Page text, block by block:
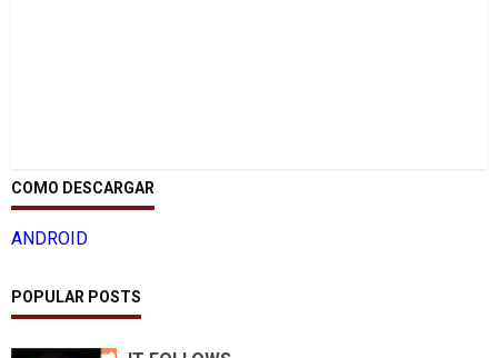
COMO DESCARGAR
ANDROID
POPULAR POSTS